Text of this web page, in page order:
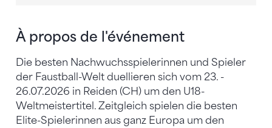
À propos de l'événement
Die besten Nachwuchsspielerinnen und Spieler
der Faustball-Welt duellieren sich vom 23. -
26.07.2026 in Reiden (CH) um den U18-
Weltmeistertitel. Zeitgleich spielen die besten
Elite-Spielerinnen aus ganz Europa um den